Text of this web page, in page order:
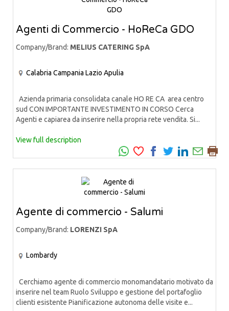
Agenti di Commercio - HoReCa GDO
Company/Brand: MELIUS CATERING SpA
Calabria Campania Lazio Apulia
Azienda primaria consolidata canale HO RE CA area centro
sud CON IMPORTANTE INVESTIMENTO IN CORSO Cerca
Agenti e capiarea da inserire nella propria rete vendita. Si...
View full description
Agente di commercio - Salumi
Company/Brand: LORENZI SpA
Lombardy
Cerchiamo agente di commercio monomandatario motivato da
inserire nel team Ruolo Sviluppo e gestione del portafoglio
clienti esistente Pianificazione autonoma delle visite e...